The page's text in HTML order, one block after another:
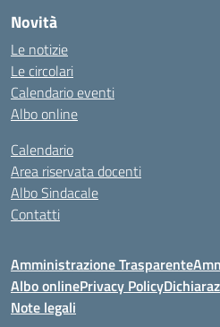
Novità
Le notizie
Le circolari
Calendario eventi
Albo online
Calendario
Area riservata docenti
Albo Sindacale
Contatti
Amministrazione Trasparente
Albo onlinePrivacy Policy
Note legali